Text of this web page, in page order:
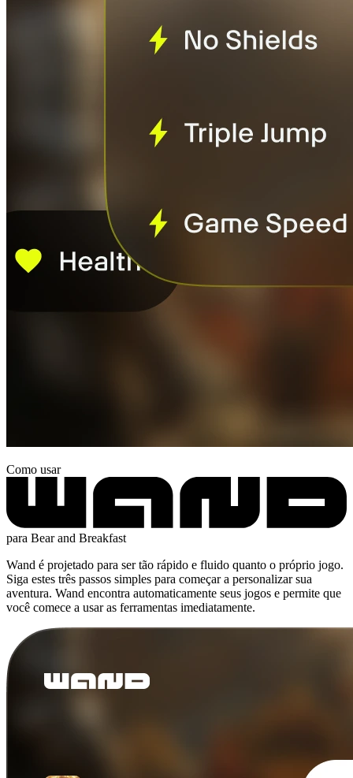
Como usar
para Bear and Breakfast
Wand é projetado para ser tão rápido e fluido quanto o próprio jogo.
Siga estes três passos simples para começar a personalizar sua
aventura. Wand encontra automaticamente seus jogos e permite que
você comece a usar as ferramentas imediatamente.